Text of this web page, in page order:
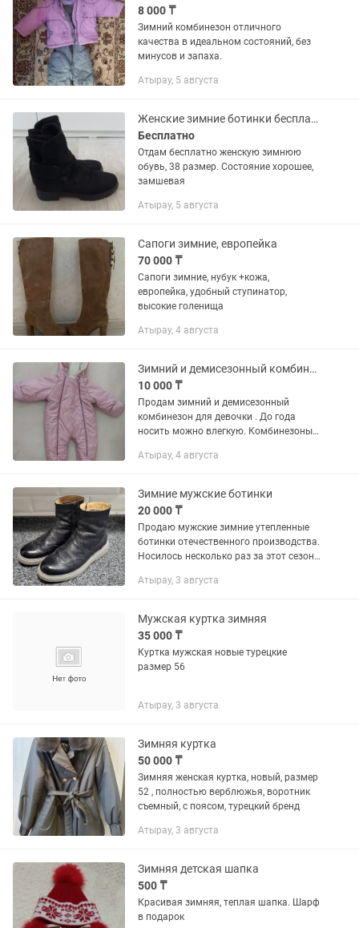
8 000 ₸
Зимний комбинезон отличного
качества в идеальном состояний, без
минусов и запаха.
Атырау, 5 августа
Женские зимние ботинки бесплатно
Бесплатно
Отдам бесплатно женскую зимнюю
обувь, 38 размер. Состояние хорошее,
замшевая
Атырау, 5 августа
Сапоги зимние, европейка
70 000 ₸
Сапоги зимние, нубук +кожа,
европейка, удобный ступинатор,
высокие голенища
Атырау, 4 августа
Зимний и демисезонный комбинезон для девочки
10 000 ₸
Продам зимний и демисезонный
комбинезон для девочки . До года
носить можно влегкую. Комбинезоны в
комбинезон отдам за 10000 тг. Зимний
Атырау, 4 августа
Зимние мужские ботинки
20 000 ₸
Продаю мужские зимние утепленные
ботинки отечественного производства.
Носилось несколько раз за этот сезон.
отличное.
Атырау, 3 августа
Мужская куртка зимняя
35 000 ₸
Куртка мужская новые турецкие
размер 56
Атырау, 3 августа
Зимняя куртка
50 000 ₸
Зимняя женская куртка, новый, размер
52 , полностью верблюжья, воротник
съемный, с поясом, турецкий бренд
Атырау, 3 августа
Зимняя детская шапка
500 ₸
Красивая зимняя, теплая шапка. Шарф
в подарок